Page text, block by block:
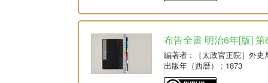
布告全書 明治6年[版] 第
編著者 : ［太政官正院］外史
出版年（西暦）
: 1873